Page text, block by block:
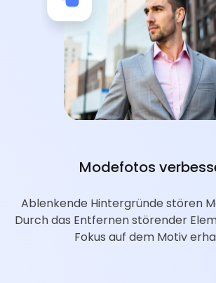
Modefotos
Ablenkende Hintergründe stören
Durch das Entfernen störender
Fokus auf dem Motiv